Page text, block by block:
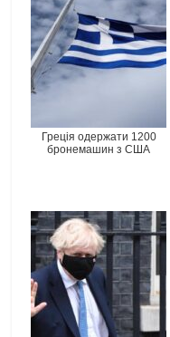
Греція одержати 1200
бронемашин з США